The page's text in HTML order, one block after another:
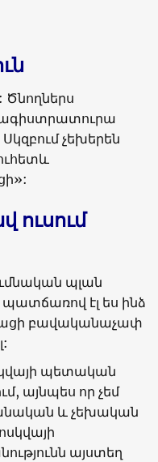
Ծնողներս
չեխերեն
ուսում
պլան
պատճառով էլ ես ինձ
բավականաչափ
պետական
այնպես որ չեմ
և չեխական
այստեղ